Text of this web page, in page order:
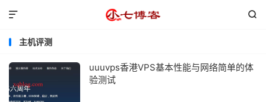


主机评测
uuuvps香港VPS基本性能与网络简单的体
验测试